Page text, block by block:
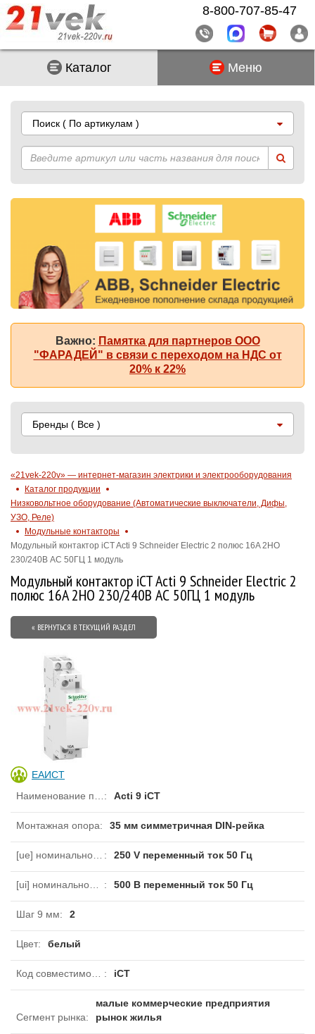
Каталог Меню
Поиск ( По артикулам )
Важно: Памятка для партнеров ООО
"ФАРАДЕЙ" в связи с переходом на НДС от
20% к 22%
Бренды ( Все )
«21vek-220v» — интернет-магазин электрики и электрооборудования
Каталог продукции
Низковольтное оборудование (Автоматические выключатели, Дифы,
УЗО, Реле)
Модульные контакторы
Модульный контактор iCT Acti 9 Schneider Electric 2 полюс 16A 2НО
230/240В АС 50ГЦ 1 модуль
Модульный контактор iCT Acti 9 Schneider Electric 2
полюс 16A 2НО 230/240В АС 50ГЦ 1 модуль
« ВЕРНУТЬСЯ В ТЕКУЩИЙ РАЗДЕЛ
ЕАИСТ
Наименование продукта: Acti 9 iCT
Монтажная опора: 35 мм симметричная DIN-рейка
[ue] номинальное рабочее напряжение : 250 V переменный ток 50 Гц
[ui] номинальное напряжение изоляции : 500 В переменный ток 50 Гц
Шаг 9 мм: 2
Цвет: белый
Код совместимости : iCT
Сегмент рынка:
малые коммерческие предприятия
рынок жилья
8-800-707-85-47